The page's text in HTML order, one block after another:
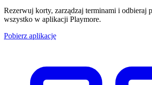
Rezerwuj korty, zarządzaj terminami i
wszystko w aplikacji Playmore.
Pobierz aplikację